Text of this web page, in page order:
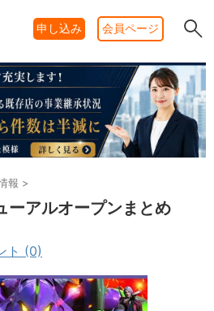
申し込み 会員ページ
報 >
ーアルオープンまとめ
ト (0)